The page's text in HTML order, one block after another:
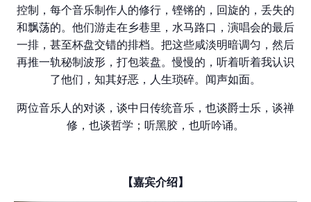
控制，每个音乐制作人的修行，铿锵的，回旋的，丢失的
和飘荡的。他们游走在乡巷里，水马路口，演唱会的最后
一排，甚至杯盘交错的排档。把这些咸淡明暗调匀，然后
再推一轨秘制波形，打包装盘。慢慢的，听着听着我认识
了他们，知其好恶，人生琐碎。闻声如面。
两位音乐人的对谈，谈中日传统音乐，也谈爵士乐，谈禅
修，也谈哲学；听黑胶，也听吟诵。
【嘉宾介绍】